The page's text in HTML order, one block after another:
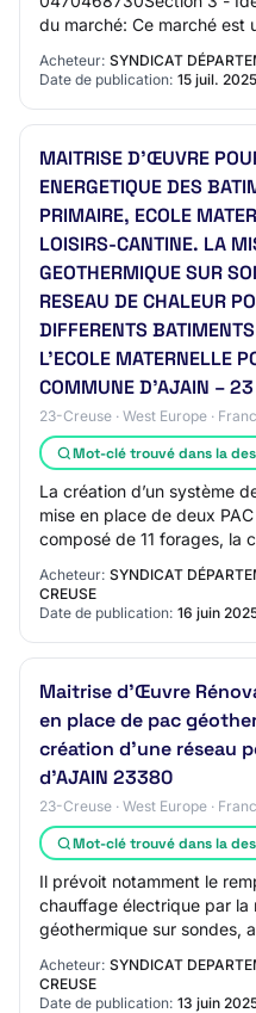
du marché: Ce marché est
concerne une prestation
Acheteur: SYNDICAT
Date de publication: 15 juil. 2025
MAITRISE D’ŒUVRE
ENERGETIQUE DES
PRIMAIRE, ECOLE
LOISIRS-CANTINE. LA
GEOTHERMIQUE SUR
RESEAU DE CHALEUR
DIFFERENTS
L’ECOLE MATERNELLE
COMMUNE D’AJAIN –
23-Creuse · West Europe ·
Mot-clé trouvé dans la
La création d’un système
mise en place de deux
composé de 11 forages, la
dans la cave ainsi que
Acheteur: SYNDICAT
CREUSE
Date de publication: 16 juin
Maitrise d'Œuvre
en place de pac
création d'une réseau
d'AJAIN 23380
23-Creuse · West Europe ·
Mot-clé trouvé dans la
Il prévoit notamment le
chauffage électrique par la
géothermique sur sondes,
Acheteur: SYNDICAT
CREUSE
Date de publication: 13 juin